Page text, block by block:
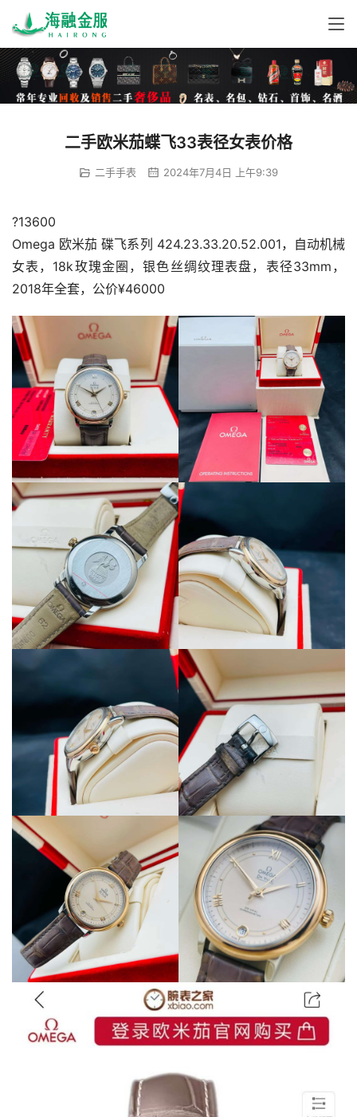
二手欧米茄蝶飞33表径女表价格
二手手表 2024年7月4日 上午9:39
?13600
Omega 欧米茄 碟飞系列 424.23.33.20.52.001，自动机械
女表，18k玫瑰金圈，银色丝绸纹理表盘，表径33mm，
2018年全套，公价¥46000